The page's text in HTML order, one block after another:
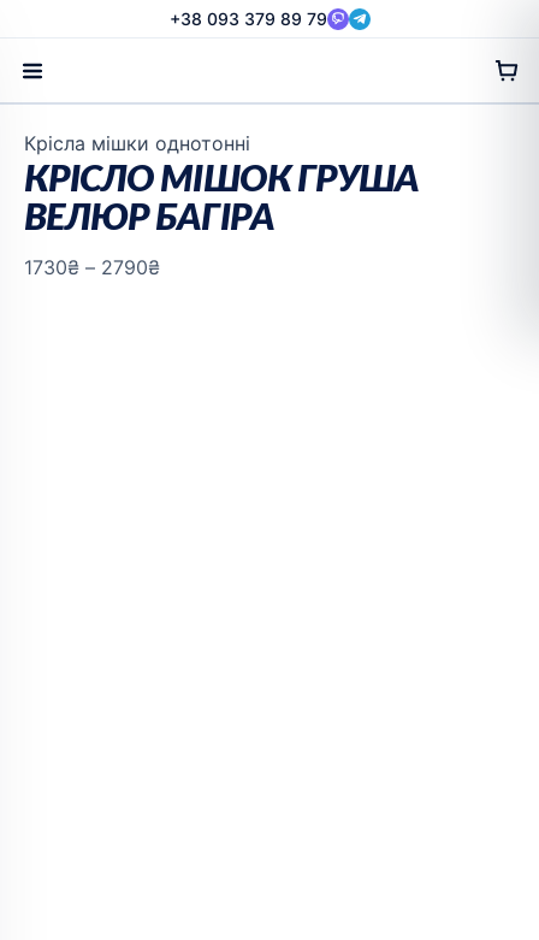
+38 093 379 89 79
вмісту
Крісла мішки однотонні
КРІСЛО МІШОК ГРУША
ВЕЛЮР БАГІРА
1730₴ – 2790₴
цін:
від
1730₴